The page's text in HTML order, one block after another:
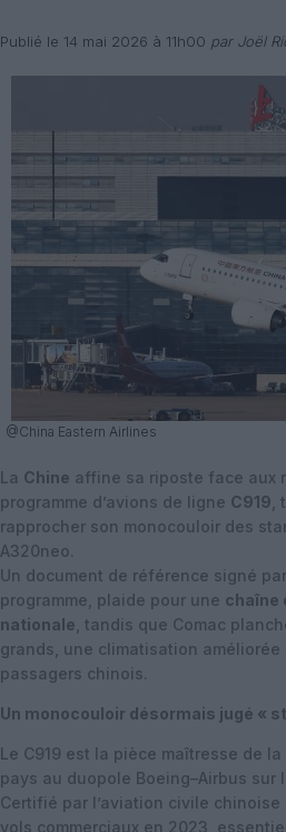
Publié le 14 mai 2026 à 11h00 par Joël
@China Eastern Airlines
La Chine affine sa riposte face aux
programme d’avions de ligne C919
rapprocher son monocouloir des
A320neo.
Un document de référence signé
programme, plaide pour une chaîne
nationale , tandis que Comac
grands, une climatisation
passagers chinois.
Un monocouloir désormais jugé «
Le C919 est la pièce maîtresse de
pays au duopole Boeing–Airbus sur
Certifié par l’aviation civile
vols commerciaux en 2023,